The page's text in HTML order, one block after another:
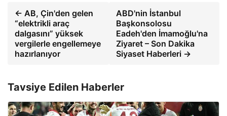
← AB, Çin'den gelen
“elektrikli araç
dalgasını” yüksek
vergilerle engellemeye
hazırlanıyor
ABD'nin İstanbul
Başkonsolosu
Eadeh'den İmamoğlu'na
Ziyaret – Son Dakika
Siyaset Haberleri →
Tavsiye Edilen Haberler